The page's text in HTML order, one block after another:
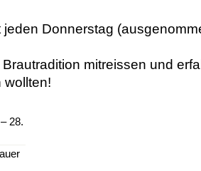
Donnerstag
mitreissen und
wollten!
28.